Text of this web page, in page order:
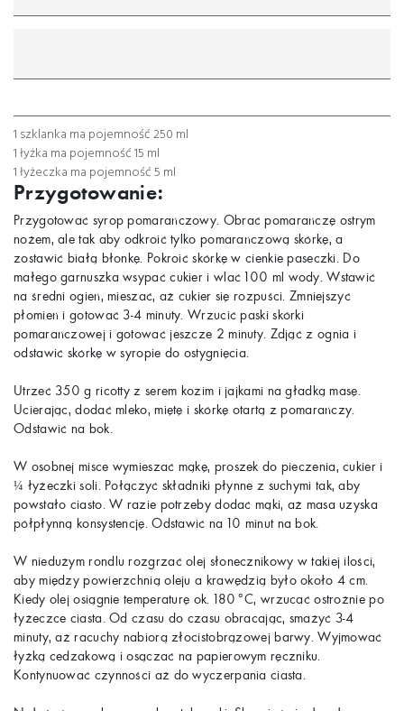
łyżeczka łyżka szklanka
1 szklanka ma pojemność 250 ml
1 łyżka ma pojemność 15 ml
1 łyżeczka ma pojemność 5 ml
Przygotowanie:
Przygotować syrop pomarańczowy. Obrać pomarańczę ostrym
nożem, ale tak aby odkroić tylko pomarańczową skórkę, a
zostawić białą błonkę. Pokroić skórkę w cienkie paseczki. Do
małego garnuszka wsypać cukier i wlać 100 ml wody. Wstawić
na średni ogień, mieszać, aż cukier się rozpuści. Zmniejszyć
płomień i gotować 3-4 minuty. Wrzucić paski skórki
pomarańczowej i gotować jeszcze 2 minuty. Zdjąć z ognia i
odstawić skórkę w syropie do ostygnięcia.
Utrzeć 350 g ricotty z serem kozim i jajkami na gładką masę.
Ucierając, dodać mleko, miętę i skórkę otartą z pomarańczy.
Odstawić na bok.
W osobnej misce wymieszać mąkę, proszek do pieczenia, cukier i
¼ łyżeczki soli. Połączyć składniki płynne z suchymi tak, aby
powstało ciasto. W razie potrzeby dodać mąki, aż masa uzyska
półpłynną konsystencję. Odstawić na 10 minut na bok.
W niedużym rondlu rozgrzać olej słonecznikowy w takiej ilości,
aby między powierzchnią oleju a krawędzią było około 4 cm.
Kiedy olej osiągnie temperaturę ok. 180°C, wrzucać ostrożnie po
łyżeczce ciasta. Od czasu do czasu obracając, smażyć 3-4
minuty, aż racuchy nabiorą złocistobrązowej barwy. Wyjmować
łyżką cedzakową i osączać na papierowym ręczniku.
Kontynuować czynności aż do wyczerpania ciasta.